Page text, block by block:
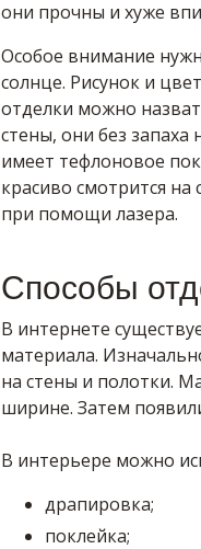
они прочны и хуже
Особое внимание
солнце. Рисунок и
отделки можно
стены, они без
имеет тефлоновое
красиво смотрится
при помощи лазера.
Способы
В интернете
материала.
на стены и полотки.
ширине. Затем
В интерьере можно
драпировка;
поклейка;